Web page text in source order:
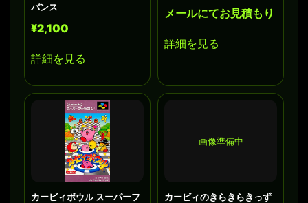
バンス
¥2,100
詳細を見る
メールにてお見積もり
詳細を見る
カービィボウル スーパーフ
画像準備中
カービィのきらきらきっず